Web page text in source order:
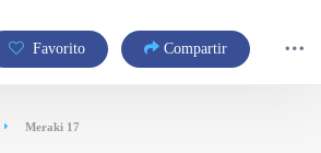
Favorito Compartir
Meraki 17